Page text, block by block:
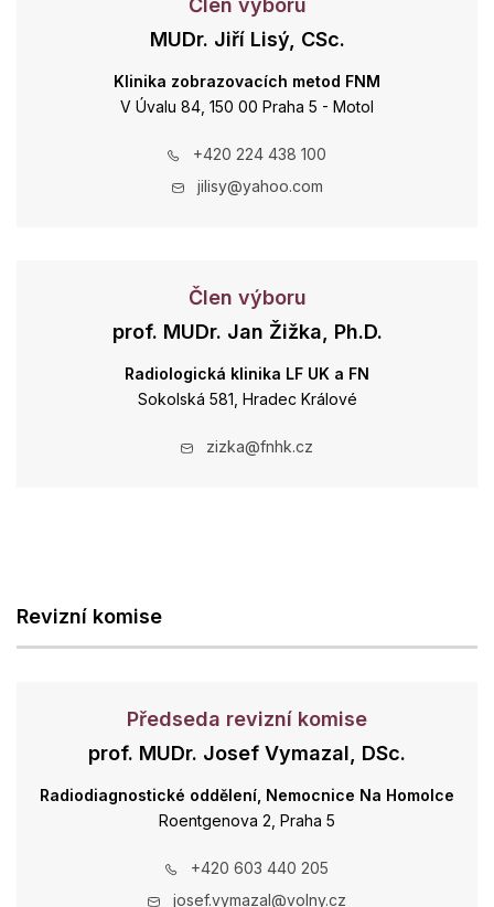
Člen výboru
MUDr. Jiří Lisý, CSc.
Klinika zobrazovacích metod FNM
V Úvalu 84, 150 00 Praha 5 - Motol
+420 224 438 100
jilisy@yahoo.com
Člen výboru
prof. MUDr. Jan Žižka, Ph.D.
Radiologická klinika LF UK a FN
Sokolská 581, Hradec Králové
zizka@fnhk.cz
Revizní komise
Předseda revizní komise
prof. MUDr. Josef Vymazal, DSc.
Radiodiagnostické oddělení, Nemocnice Na Homolce
Roentgenova 2, Praha 5
+420 603 440 205
josef.vymazal@volny.cz